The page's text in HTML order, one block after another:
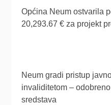
Općina Neum ostvarila
20,293.67 € za projekt
Neum gradi pristup
invaliditetom –
sredstava